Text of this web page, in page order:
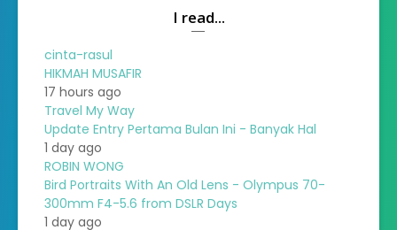
I read...
cinta-rasul
HIKMAH MUSAFIR
17 hours ago
Travel My Way
Update Entry Pertama Bulan Ini - Banyak Hal
1 day ago
ROBIN WONG
Bird Portraits With An Old Lens - Olympus 70-
300mm F4-5.6 from DSLR Days
1 day ago